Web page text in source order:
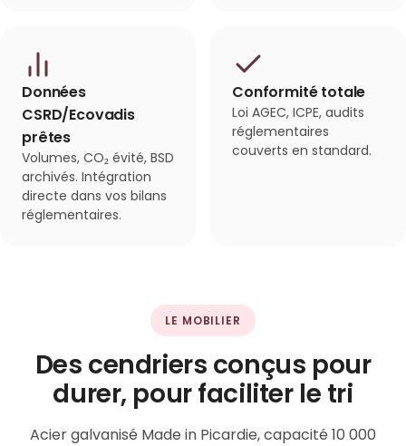
Données
CSRD/Ecovadis
prêtes
Volumes, CO₂ évité, BSD
archivés. Intégration
directe dans vos bilans
réglementaires.
Conformité totale
Loi AGEC, ICPE, audits
réglementaires
couverts en standard.
LE MOBILIER
Des cendriers conçus pour
durer, pour faciliter le tri
Acier galvanisé Made in Picardie, capacité 10 000